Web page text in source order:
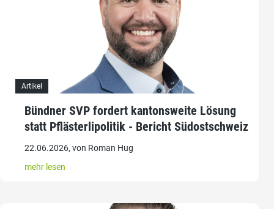
Artikel
Bündner SVP fordert kantonsweite Lösung
statt Pflästerlipolitik - Bericht Südostschweiz
22.06.2026, von Roman Hug
mehr lesen